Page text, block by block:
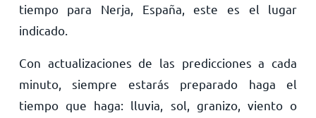
tiempo para Nerja, España, este es el lugar
indicado.
Con actualizaciones de las predicciones a cada
minuto, siempre estarás preparado haga el
tiempo que haga: lluvia, sol, granizo, viento o